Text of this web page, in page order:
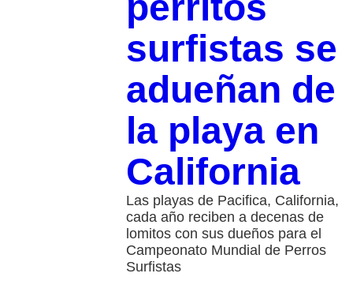
surfistas se
adueñan de
la playa en
California
Las playas de Pacifica, California,
cada año reciben a decenas de
lomitos con sus dueños para el
Campeonato Mundial de Perros
Surfistas